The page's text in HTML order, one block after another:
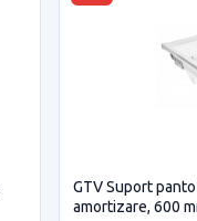
GTV Suport
amortizare, 600